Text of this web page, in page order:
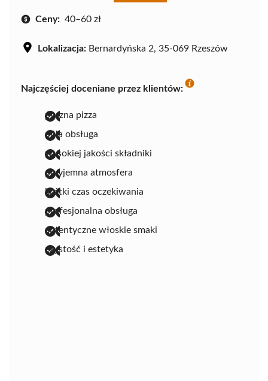
Ceny: 40–60 zł
Lokalizacja: Bernardyńska 2, 35-069 Rzeszów
Najczęściej doceniane przez klientów:
pyszna pizza
miła obsługa
wysokiej jakości składniki
przyjemna atmosfera
krótki czas oczekiwania
profesjonalna obsługa
autentyczne włoskie smaki
czystość i estetyka